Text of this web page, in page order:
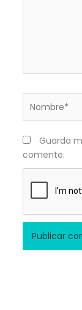
Guarda
comente.